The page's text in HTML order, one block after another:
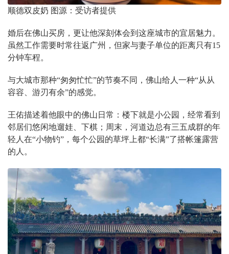
顺德双皮奶 图源：受访者提供
婚后在佛山买房，更让他深刻体会到这座城市的宜居魅力。
虽然工作需要时常往返广州，但家与妻子单位的距离只有15
分钟车程。
与大城市那种“匆匆忙忙”的节奏不同，佛山给人一种“从从
容容、游刃有余”的感觉。
王佑描述着他眼中的佛山日常：楼下就是小公园，经常看到
邻居们悠闲地遛娃、下棋；周末，河道边总有三五成群的年
轻人在“小物钓”，每个公园的草坪上都“长满”了搭帐篷露营
的人。